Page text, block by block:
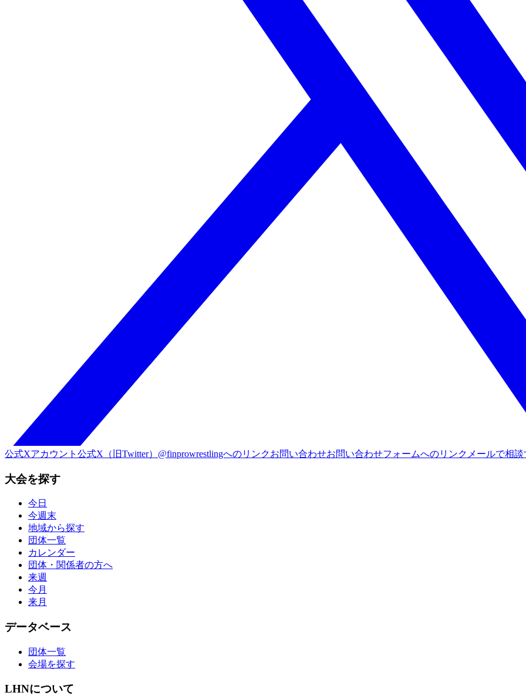
公式Xアカウント 公式X（旧Twitter）@finprowrestlingへのリンクお問い合わせお問い合わせフォームへのリンク メールで相
大会を探す
今日
今週末
地域から探す
団体一覧
カレンダー
団体・関係者の方へ
来週
今月
来月
データベース
団体一覧
会場を探す
LHNについて